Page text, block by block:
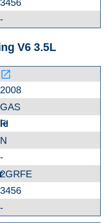
3456
-
V6 3.5L
launch
2008
GAS
FI
N
-
2GRFE
3456
-